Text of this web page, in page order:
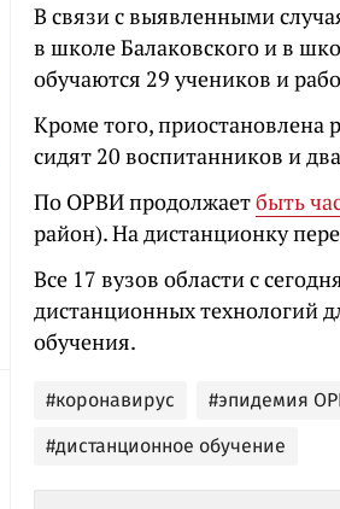
В связи с выявленными
в школе Балаковского и в
обучаются 29 учеников и
Кроме того, приостановлена
сидят 20 воспитанников и
По ОРВИ продолжаетбыть
район). На дистанционку
Все 17 вузов области с
дистанционных технологий
обучения.
#коронавирус #эпидемия
#дистанционное обучение